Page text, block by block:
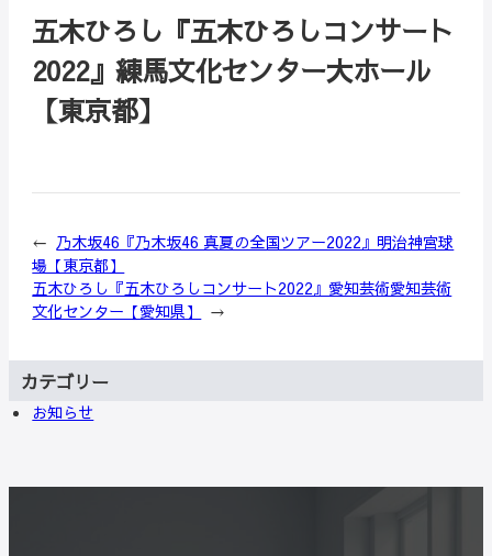
五木ひろし『五木ひろしコンサート
2022』練馬文化センター大ホール
【東京都】
← 乃木坂46『乃木坂46 真夏の全国ツアー2022』明治神宮球
場【東京都】
五木ひろし『五木ひろしコンサート2022』愛知芸術愛知芸術
文化センター【愛知県】
→
カテゴリー
お知らせ